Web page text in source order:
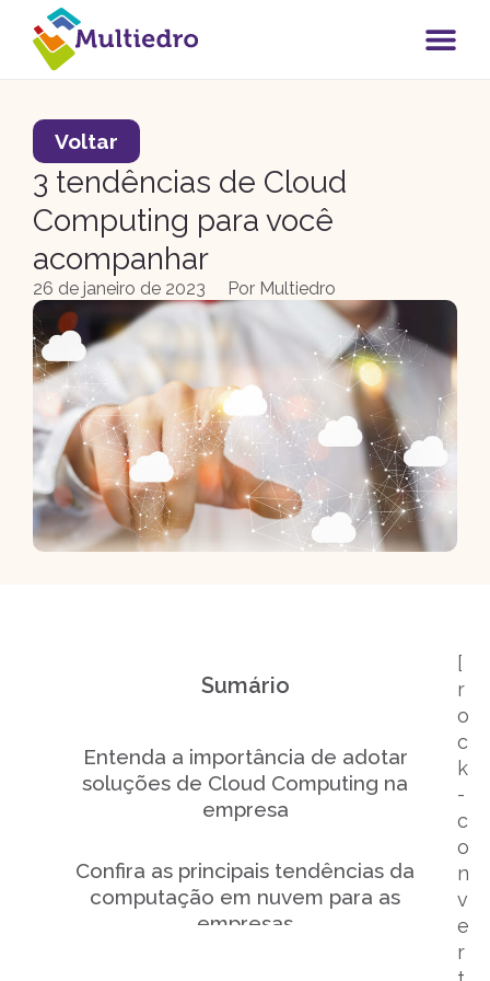
Voltar
3 tendências de Cloud
Computing para você
acompanhar
26 de janeiro de 2023 Por Multiedro
[
r
o
c
k
-
c
o
n
v
e
r
Sumário
Entenda a importância de adotar
soluções de Cloud Computing na
empresa
Confira as principais tendências da
computação em nuvem para as
empresas